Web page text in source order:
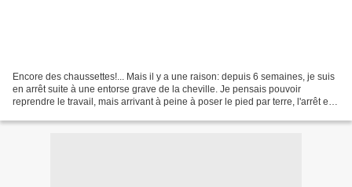
Encore des chaussettes!... Mais il y a une raison: depuis 6 semaines, je suis
en arrêt suite à une entorse grave de la cheville. Je pensais pouvoir
reprendre le travail, mais arrivant à peine à poser le pied par terre, l'arrêt est